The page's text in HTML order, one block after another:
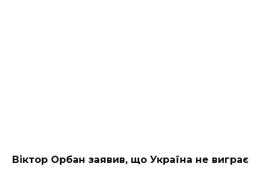
Віктор Орбан заявив, що Україна не виграє